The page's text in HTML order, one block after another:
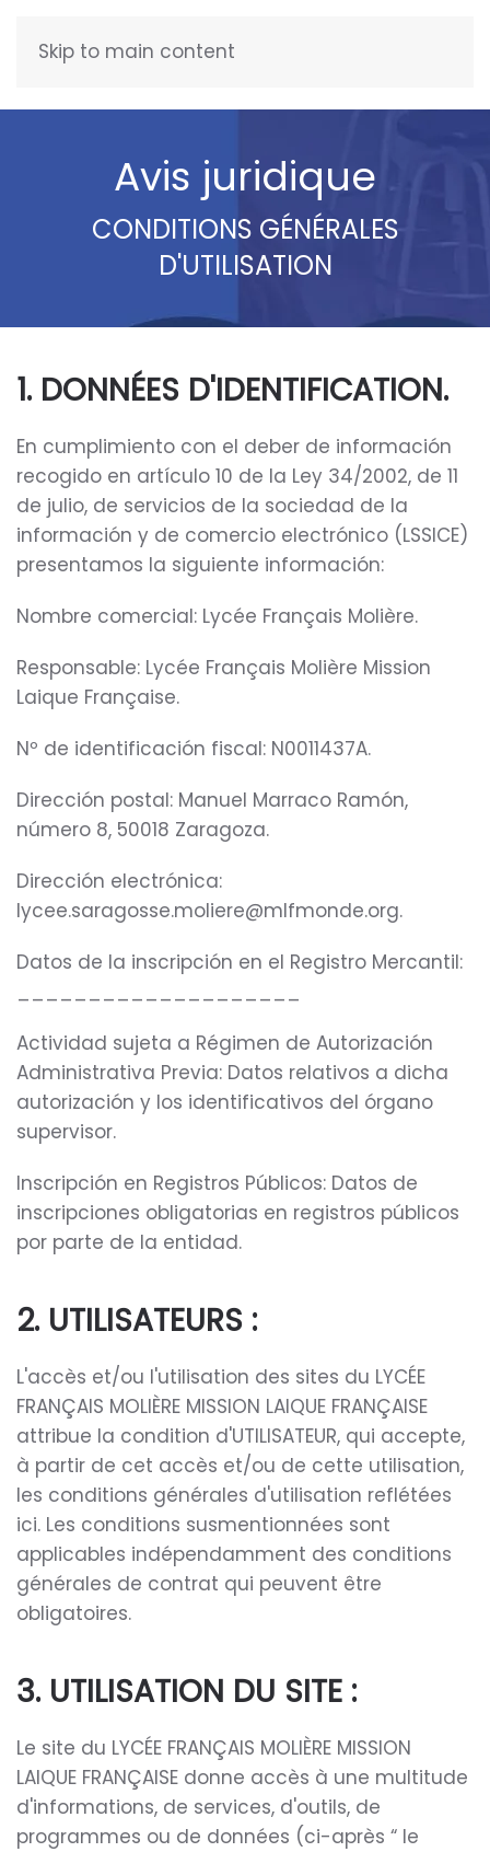
Skip to main content
Avis juridique
CONDITIONS GÉNÉRALES
D'UTILISATION
1. DONNÉES D'IDENTIFICATION.
En cumplimiento con el deber de información
recogido en artículo 10 de la Ley 34/2002, de 11
de julio, de servicios de la sociedad de la
información y de comercio electrónico (LSSICE)
presentamos la siguiente información:
Nombre comercial: Lycée Français Molière.
Responsable: Lycée Français Molière Mission
Laique Française.
Nº de identificación fiscal: N0011437A.
Dirección postal: Manuel Marraco Ramón,
número 8, 50018 Zaragoza.
Dirección electrónica:
lycee.saragosse.moliere@mlfmonde.org.
Datos de la inscripción en el Registro Mercantil:
Actividad sujeta a Régimen de Autorización
Administrativa Previa: Datos relativos a dicha
autorización y los identificativos del órgano
supervisor.
Inscripción en Registros Públicos: Datos de
inscripciones obligatorias en registros públicos
por parte de la entidad.
2. UTILISATEURS :
L'accès et/ou l'utilisation des sites du LYCÉE
FRANÇAIS MOLIÈRE MISSION LAIQUE FRANÇAISE
attribue la condition d'UTILISATEUR, qui accepte,
à partir de cet accès et/ou de cette utilisation,
les conditions générales d'utilisation reflétées
ici. Les conditions susmentionnées sont
applicables indépendamment des conditions
générales de contrat qui peuvent être
obligatoires.
3. UTILISATION DU SITE :
Le site du LYCÉE FRANÇAIS MOLIÈRE MISSION
LAIQUE FRANÇAISE donne accès à une multitude
d'informations, de services, d'outils, de
programmes ou de données (ci-après “ le